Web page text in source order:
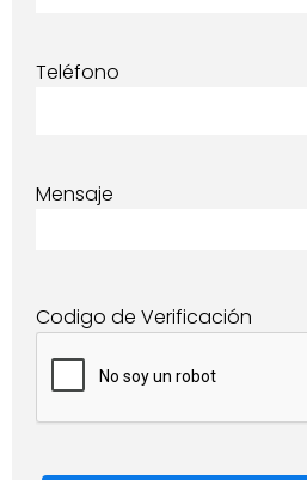
Teléfono
Mensaje
Codigo de Verificación